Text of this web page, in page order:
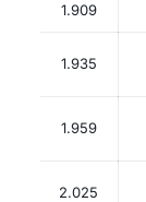
1.909
1.935
1.959
2.025